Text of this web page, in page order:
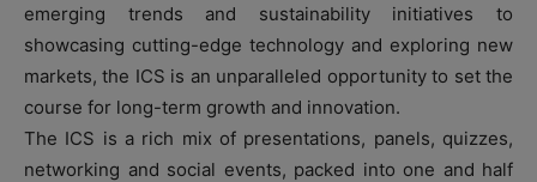
emerging trends and sustainability initiatives to
showcasing cutting-edge technology and exploring new
markets, the ICS is an unparalleled opportunity to set the
course for long-term growth and innovation.
The ICS is a rich mix of presentations, panels, quizzes,
networking and social events, packed into one and half